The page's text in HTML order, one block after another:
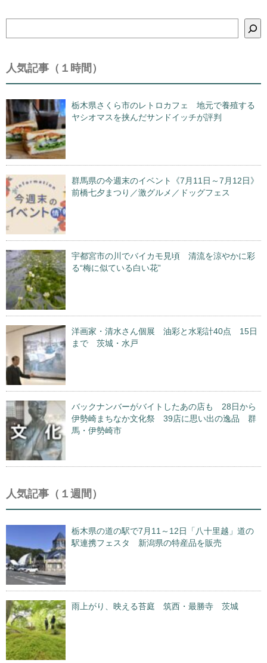
索
人気記事（１時間）
栃木県さくら市のレトロカフェ 地元で養殖する
ヤシオマスを挟んだサンドイッチが評判
群馬県の今週末のイベント《7月11日～7月12日》
前橋七夕まつり／激グルメ／ドッグフェス
宇都宮市の川でバイカモ見頃 清流を涼やかに彩
る“梅に似ている白い花”
洋画家・清水さん個展 油彩と水彩計40点 15日
まで 茨城・水戸
バックナンバーがバイトしたあの店も 28日から
伊勢崎まちなか文化祭 39店に思い出の逸品 群
馬・伊勢崎市
人気記事（１週間）
栃木県の道の駅で7月11～12日「八十里越」道の
駅連携フェスタ 新潟県の特産品を販売
雨上がり、映える苔庭 筑西・最勝寺 茨城